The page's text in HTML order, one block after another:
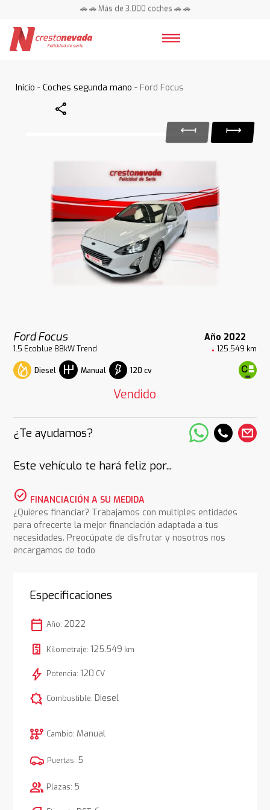
🚗 🚗 Más de 3.000 coches 🚗 🚗
Inicio -Coches segunda mano - Ford Focus
Share
Ford Focus Año 2022
1.5 Ecoblue 88kW Trend 125.549 km
Diesel Manual 120 cv
Vendido
¿Te ayudamos?
Este vehículo te hará feliz por...
check_circle FINANCIACIÓN A SU MEDIDA
¿Quieres financiar? Trabajamos con multiples entidades
para ofrecerte la mejor financiación adaptada a tus
necesidades. Preocúpate de disfrutar y nosotros nos
encargamos de todo
Especificaciones
calendar_today Año: 2022
Kilometraje: 125.549 km
bolt Potencia: 120 CV
comic_bubble Combustible: Diesel
auto_transmission Cambio: Manual
Puertas: 5
group Plazas: 5